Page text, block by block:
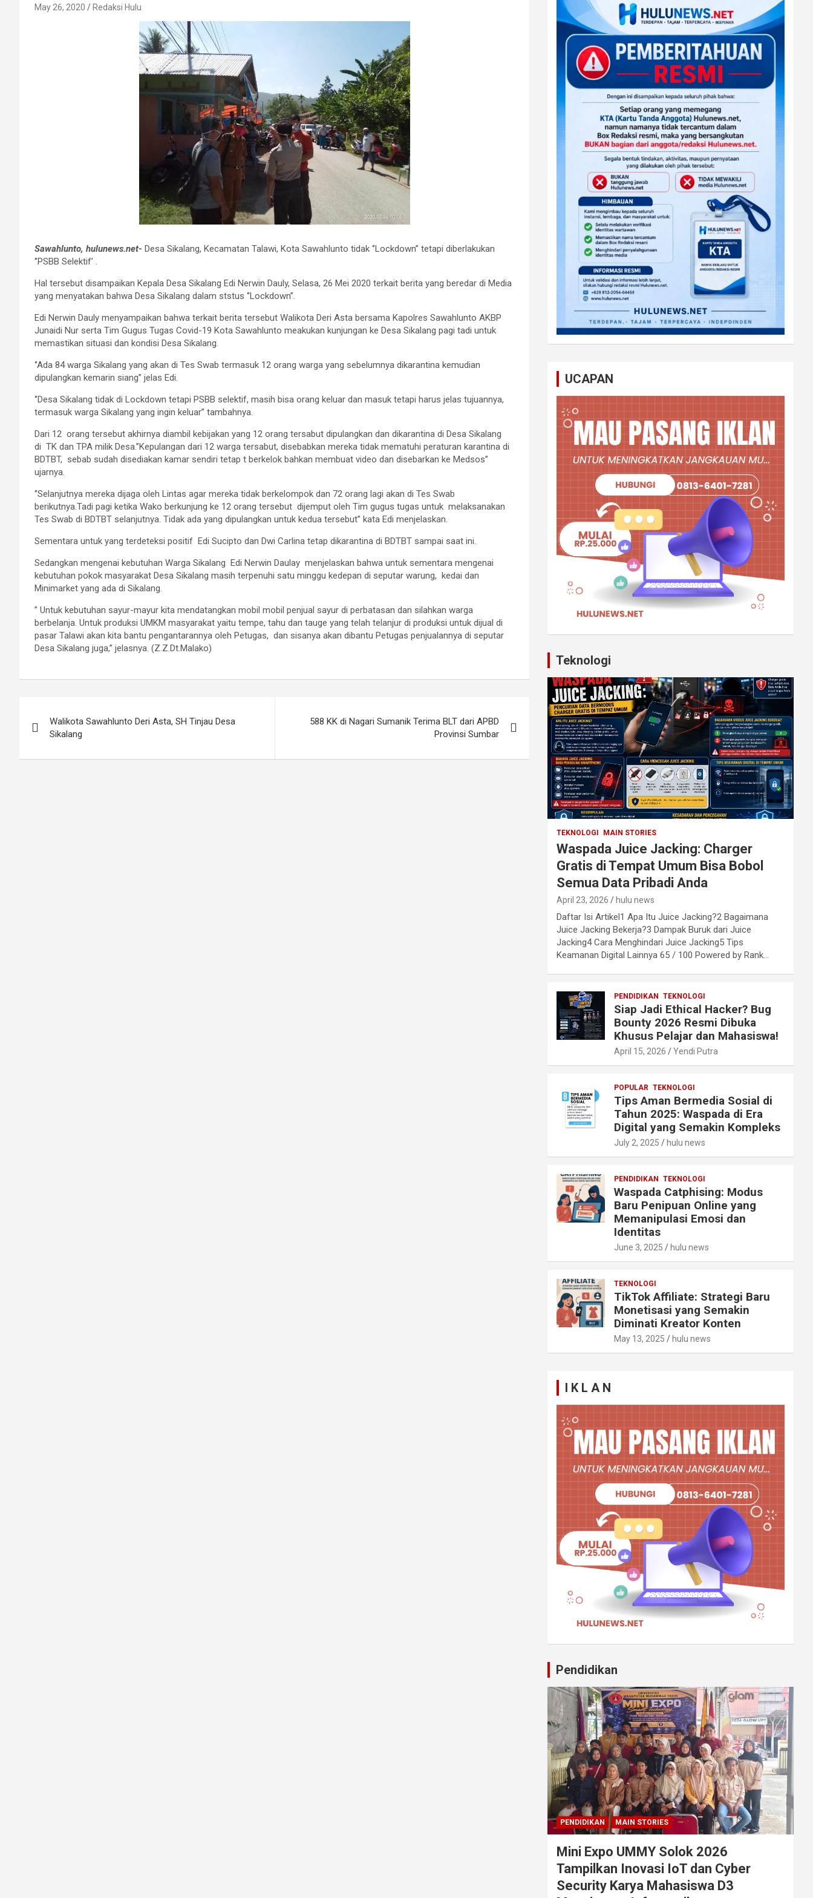
May 26, 2020 Redaksi Hulu
Sawahlunto, hulunews.net- Desa Sikalang, Kecamatan Talawi, Kota Sawahlunto tidak ‘’Lockdown’’ tetapi diberlakukan
‘’PSBB Selektif’ .
Hal tersebut disampaikan Kepala Desa Sikalang Edi Nerwin Dauly, Selasa, 26 Mei 2020 terkait berita yang beredar di Media
yang menyatakan bahwa Desa Sikalang dalam ststus ‘’Lockdown’’.
Edi Nerwin Dauly menyampaikan bahwa terkait berita tersebut Walikota Deri Asta bersama Kapolres Sawahlunto AKBP
Junaidi Nur serta Tim Gugus Tugas Covid-19 Kota Sawahlunto meakukan kunjungan ke Desa Sikalang pagi tadi untuk
memastikan situasi dan kondisi Desa Sikalang.
‘’Ada 84 warga Sikalang yang akan di Tes Swab termasuk 12 orang warga yang sebelumnya dikarantina kemudian
dipulangkan kemarin siang’’ jelas Edi.
‘’Desa Sikalang tidak di Lockdown tetapi PSBB selektif, masih bisa orang keluar dan masuk tetapi harus jelas tujuannya,
termasuk warga Sikalang yang ingin keluar’’ tambahnya.
Dari 12 orang tersebut akhirnya diambil kebijakan yang 12 orang tersabut dipulangkan dan dikarantina di Desa Sikalang
di TK dan TPA milik Desa.’’Kepulangan dari 12 warga tersabut, disebabkan mereka tidak mematuhi peraturan karantina di
BDTBT, sebab sudah disediakan kamar sendiri tetap t berkelok bahkan membuat video dan disebarkan ke Medsos’’
ujarnya.
‘’Selanjutnya mereka dijaga oleh Lintas agar mereka tidak berkelompok dan 72 orang lagi akan di Tes Swab
berikutnya.Tadi pagi ketika Wako berkunjung ke 12 orang tersebut dijemput oleh Tim gugus tugas untuk melaksanakan
Tes Swab di BDTBT selanjutnya. Tidak ada yang dipulangkan untuk kedua tersebut’’ kata Edi menjelaskan.
Sementara untuk yang terdeteksi positif Edi Sucipto dan Dwi Carlina tetap dikarantina di BDTBT sampai saat ini.
Sedangkan mengenai kebutuhan Warga Sikalang Edi Nerwin Daulay menjelaskan bahwa untuk sementara mengenai
kebutuhan pokok masyarakat Desa Sikalang masih terpenuhi satu minggu kedepan di seputar warung, kedai dan
Minimarket yang ada di Sikalang.
” Untuk kebutuhan sayur-mayur kita mendatangkan mobil mobil penjual sayur di perbatasan dan silahkan warga
berbelanja. Untuk produksi UMKM masyarakat yaitu tempe, tahu dan tauge yang telah telanjur di produksi untuk dijual di
pasar Talawi akan kita bantu pengantarannya oleh Petugas, dan sisanya akan dibantu Petugas penjualannya di seputar
Desa Sikalang juga,” jelasnya. (Z.Z.Dt.Malako)
navigation
Walikota Sawahlunto Deri Asta, SH Tinjau Desa
Sikalang
588 KK di Nagari Sumanik Terima BLT dari APBD
Provinsi Sumbar
UCAPAN
Teknologi
TEKNOLOGI MAIN STORIES
Waspada Juice Jacking: Charger
Gratis di Tempat Umum Bisa Bobol
Semua Data Pribadi Anda
April 23, 2026 hulu news
Daftar Isi Artikel1 Apa Itu Juice Jacking?2 Bagaimana
Juice Jacking Bekerja?3 Dampak Buruk dari Juice
Jacking4 Cara Menghindari Juice Jacking5 Tips
Keamanan Digital Lainnya 65 / 100 Powered by Rank…
PENDIDIKAN TEKNOLOGI
Siap Jadi Ethical Hacker? Bug
Bounty 2026 Resmi Dibuka
Khusus Pelajar dan Mahasiswa!
April 15, 2026 Yendi Putra
POPULAR TEKNOLOGI
Tips Aman Bermedia Sosial di
Tahun 2025: Waspada di Era
Digital yang Semakin Kompleks
July 2, 2025 hulu news
PENDIDIKAN TEKNOLOGI
Waspada Catphising: Modus
Baru Penipuan Online yang
Memanipulasi Emosi dan
Identitas
June 3, 2025 hulu news
TEKNOLOGI
TikTok Affiliate: Strategi Baru
Monetisasi yang Semakin
Diminati Kreator Konten
May 13, 2025 hulu news
I K L A N
Pendidikan
PENDIDIKAN MAIN STORIES
Mini Expo UMMY Solok 2026
Tampilkan Inovasi IoT dan Cyber
Security Karya Mahasiswa D3